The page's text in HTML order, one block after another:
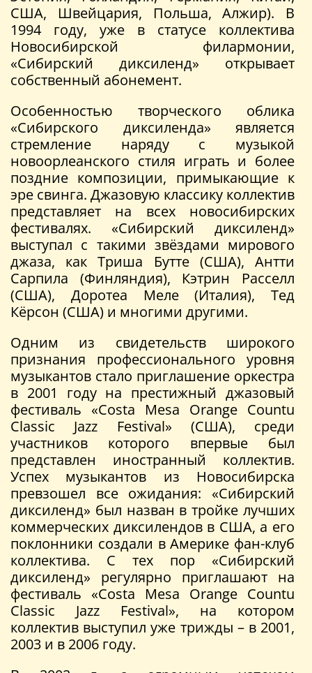
США, Швейцария, Польша, Алжир). В
1994 году, уже в статусе коллектива
Новосибирской филармонии,
«Сибирский диксиленд» открывает
собственный абонемент.
Особенностью творческого облика
«Сибирского диксиленда» является
стремление наряду с музыкой
новоорлеанского стиля играть и более
поздние композиции, примыкающие к
эре свинга. Джазовую классику коллектив
представляет на всех новосибирских
фестивалях. «Сибирский диксиленд»
выступал с такими звёздами мирового
джаза, как Триша Бутте (США), Антти
Сарпила (Финляндия), Кэтрин Расселл
(США), Доротеа Меле (Италия), Тед
Кёрсон (США) и многими другими.
Одним из свидетельств широкого
признания профессионального уровня
музыкантов стало приглашение оркестра
в 2001 году на престижный джазовый
фестиваль «Costa Mesa Orange Countu
Classic Jazz Festival» (США), среди
участников которого впервые был
представлен иностранный коллектив.
Успех музыкантов из Новосибирска
превзошел все ожидания: «Сибирский
диксиленд» был назван в тройке лучших
коммерческих диксилендов в США, а его
поклонники создали в Америке фан-клуб
коллектива. С тех пор «Сибирский
диксиленд» регулярно приглашают на
фестиваль «Costa Mesa Orange Countu
Classic Jazz Festival», на котором
коллектив выступил уже трижды – в 2001,
2003 и в 2006 году.